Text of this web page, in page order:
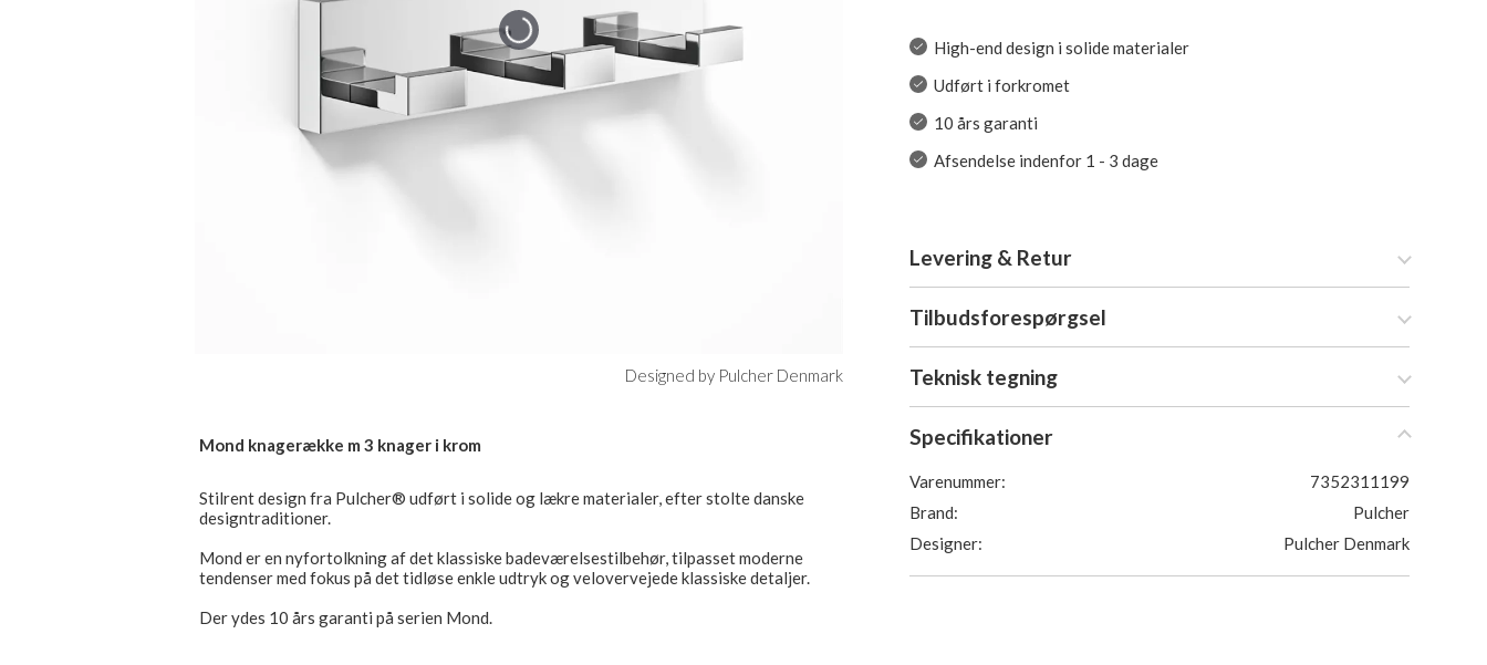
Designed by Pulcher Denmark
Mond knagerække m 3 knager i krom
Stilrent design fra Pulcher® udført i solide og lækre materialer, efter stolte danske
designtraditioner.
Mond er en nyfortolkning af det klassiske badeværelsestilbehør, tilpasset moderne
tendenser med fokus på det tidløse enkle udtryk og velovervejede klassiske detaljer.
Der ydes 10 års garanti på serien Mond.
High-end design i solide materialer
Udført i forkromet
10 års garanti
Afsendelse indenfor 1 - 3 dage
Levering & Retur
Tilbudsforespørgsel
Teknisk tegning
Specifikationer
Varenummer:
7352311199
Brand:
Pulcher
Designer:
Pulcher Denmark